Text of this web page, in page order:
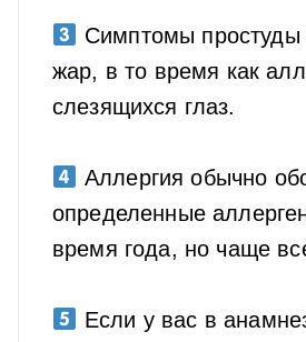
Симптомы простуды
жар, в то время как
слезящихся глаз.
Аллергия обычно
определенные
время года, но чаще
Если у вас в